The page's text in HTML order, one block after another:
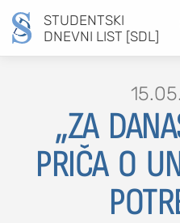
STUDENTSKI
DNEVNI LIST [SDL]
Type 2 or more
„ZA
PRIČA O